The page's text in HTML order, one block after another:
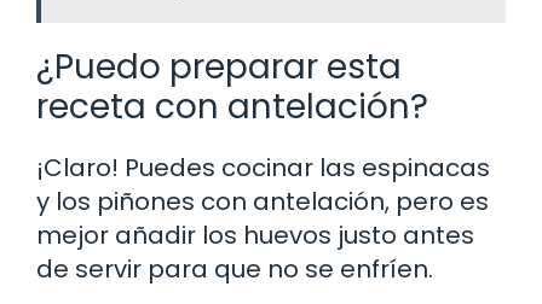
¿Puedo preparar esta
receta con antelación?
¡Claro! Puedes cocinar las espinacas
y los piñones con antelación, pero es
mejor añadir los huevos justo antes
de servir para que no se enfríen.